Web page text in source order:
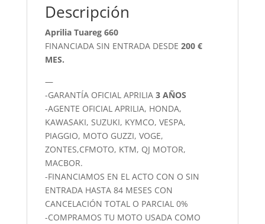
Descripción
Aprilia Tuareg 660
FINANCIADA SIN ENTRADA DESDE 200 €
MES.
—
-GARANTÍA OFICIAL APRILIA 3 AÑOS
-AGENTE OFICIAL APRILIA, HONDA,
KAWASAKI, SUZUKI, KYMCO, VESPA,
PIAGGIO, MOTO GUZZI, VOGE,
ZONTES,CFMOTO, KTM, QJ MOTOR,
MACBOR.
-FINANCIAMOS EN EL ACTO CON O SIN
ENTRADA HASTA 84 MESES CON
CANCELACIÓN TOTAL O PARCIAL 0%
-COMPRAMOS TU MOTO USADA COMO